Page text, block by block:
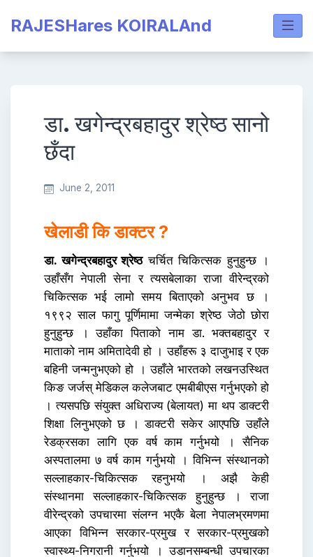
RAJESHares KOIRALAnd
डा. खगेन्द्रबहादुर श्रेष्ठ सानो
छँदा
June 2, 2011
खेलाडी कि डाक्टर ?
डा. खगेन्द्रबहादुर श्रेष्ठचर्चित चिकित्सक हुनुहुन्छ ।
उहाँसँग नेपाली सेना र त्यसबेलाका राजा वीरेन्द्रको
चिकित्सक भई लामो समय बिताएको अनुभव छ ।
१९९२ साल फागु पूर्णिमामा जन्मेका श्रेष्ठ जेठो छोरा
हुनुहुन्छ । उहाँका पिताको नाम डा. भक्तबहादुर र
माताको नाम अमितादेवी हो । उहाँहरू ३ दाजुभाइ र एक
बहिनी जन्मनुभएको हो । उहाँले भारतको लखनउस्थित
किङ जर्जस् मेडिकल कलेजबाट एमबीबीएस गर्नुभएको हो
। त्यसपछि संयुक्त अधिराज्य (बेलायत) मा थप डाक्टरी
शिक्षा लिनुभएको छ । डाक्टरी सकेर आएपछि उहाँले
रेडक्रसका लागि एक वर्ष काम गर्नुभयो । सैनिक
अस्पतालमा ७ वर्ष काम गर्नुभयो । विभिन्न संस्थानको
सल्लाहकार-चिकित्सक रहनुभयो । अझै केही
संस्थानमा सल्लाहकार-चिकित्सक हुनुहुन्छ । राजा
वीरेन्द्रको उपचारमा संलग्न भएकै बेला नेपालभ्रमणमा
आएका विभिन्न सरकार-प्रमुख र सरकार-प्रमुखको
स्वास्थ्य-निगरानी गर्नुभयो । उडानसम्बन्धी उपचारका